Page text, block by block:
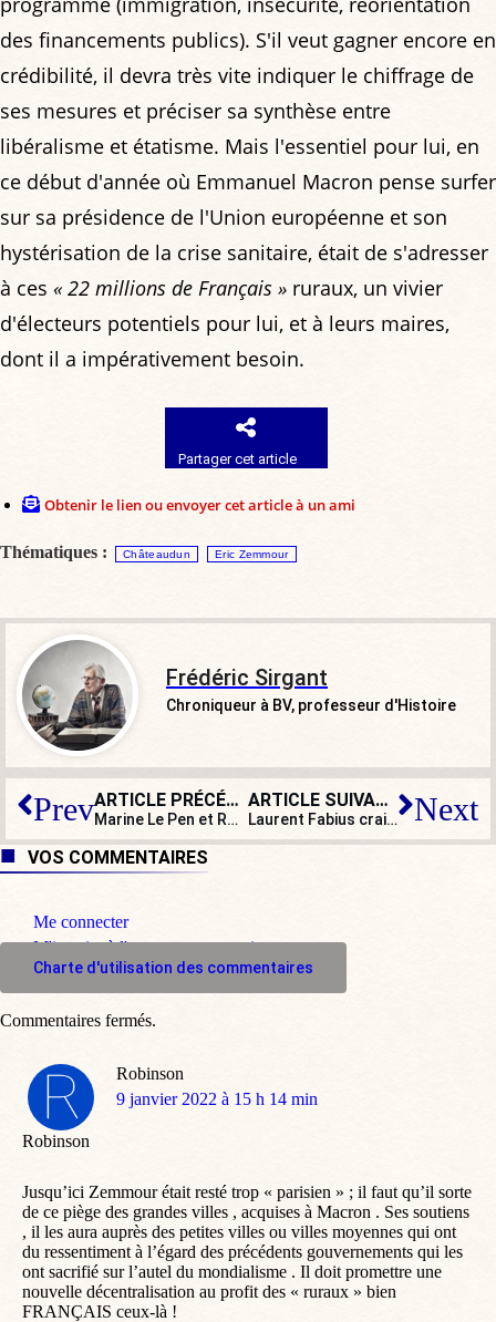
des financements publics). S'il veut gagner encore en
crédibilité, il devra très vite indiquer le chiffrage de
ses mesures et préciser sa synthèse entre
libéralisme et étatisme. Mais l'essentiel pour lui, en
ce début d'année où Emmanuel Macron pense surfer
sur sa présidence de l'Union européenne et son
hystérisation de la crise sanitaire, était de s'adresser
à ces « 22 millions de Français » ruraux, un vivier
d'électeurs potentiels pour lui, et à leurs maires,
dont il a impérativement besoin.
Partager cet article
Obtenir le lien ou envoyer cet article à un ami
Thématiques : Châteaudun Eric Zemmour
Frédéric Sirgant
Chroniqueur à BV, professeur d'Histoire
Prev ARTICLE PRÉCÉDENT
Marine Le Pen et Robert Ménard à nouveau main dans la main !
ARTICLE SUIVANT
Laurent Fabius craint pour l’État de droit : rien ne l’arrête ! Next
VOS COMMENTAIRES
Me connecter
M'inscrire à l'espace commentaire
Charte d'utilisation des commentaires
Robinson
dit
9 janvier 2022 à 15 h 14 min
Robinson
Jusqu’ici Zemmour était resté trop « parisien » ; il faut qu’il sorte
de ce piège des grandes villes , acquises à Macron . Ses soutiens
, il les aura auprès des petites villes ou villes moyennes qui ont
du ressentiment à l’égard des précédents gouvernements qui les
ont sacrifié sur l’autel du mondialisme . Il doit promettre une
nouvelle décentralisation au profit des « ruraux » bien
FRANÇAIS ceux-là !
Commentaires fermés.